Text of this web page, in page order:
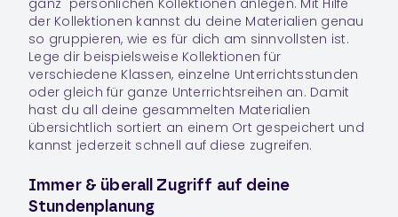
ganz persönlichen Kollektionen anlegen. Mit Hilfe
der Kollektionen kannst du deine Materialien genau
so gruppieren, wie es für dich am sinnvollsten ist.
Lege dir beispielsweise Kollektionen für
verschiedene Klassen, einzelne Unterrichtsstunden
oder gleich für ganze Unterrichtsreihen an. Damit
hast du all deine gesammelten Materialien
übersichtlich sortiert an einem Ort gespeichert und
kannst jederzeit schnell auf diese zugreifen.
Immer & überall Zugriff auf deine
Stundenplanung